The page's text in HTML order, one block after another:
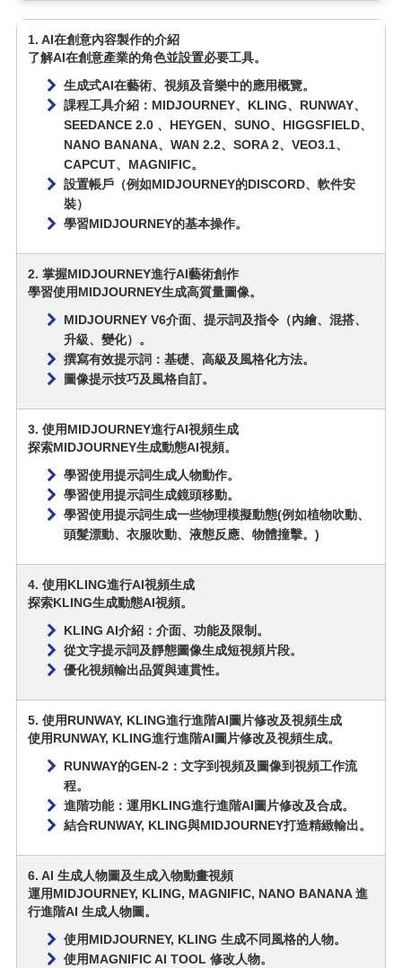
1. AI在創意內容製作的介紹
了解AI在創意產業的角色並設置必要工具。
生成式AI在藝術、視頻及音樂中的應用概覽。
課程工具介紹：MIDJOURNEY、KLING、RUNWAY、
SEEDANCE 2.0 、HEYGEN、SUNO、HIGGSFIELD、
NANO BANANA、WAN 2.2、SORA 2、VEO3.1、
CAPCUT、MAGNIFIC。
設置帳戶（例如MIDJOURNEY的DISCORD、軟件安
裝）
學習MIDJOURNEY的基本操作。
2. 掌握MIDJOURNEY進行AI藝術創作
學習使用MIDJOURNEY生成高質量圖像。
MIDJOURNEY V6介面、提示詞及指令（內繪、混搭、
升級、變化）。
撰寫有效提示詞：基礎、高級及風格化方法。
圖像提示技巧及風格自訂。
3. 使用MIDJOURNEY進行AI視頻生成
探索MIDJOURNEY生成動態AI視頻。
學習使用提示詞生成人物動作。
學習使用提示詞生成鏡頭移動。
學習使用提示詞生成一些物理模擬動態(例如植物吹動、
頭髮漂動、衣服吹動、液態反應、物體撞擊。)
4. 使用KLING進行AI視頻生成
探索KLING生成動態AI視頻。
KLING AI介紹：介面、功能及限制。
從文字提示詞及靜態圖像生成短視頻片段。
優化視頻輸出品質與連貫性。
5. 使用RUNWAY, KLING進行進階AI圖片修改及視頻生成
使用RUNWAY, KLING進行進階AI圖片修改及視頻生成。
RUNWAY的GEN-2：文字到視頻及圖像到視頻工作流
程。
進階功能：運用KLING進行進階AI圖片修改及合成。
結合RUNWAY, KLING與MIDJOURNEY打造精緻輸出。
6. AI 生成人物圖及生成入物動畫視頻
運用MIDJOURNEY, KLING, MAGNIFIC, NANO BANANA 進
行進階AI 生成人物圖。
使用MIDJOURNEY, KLING 生成不同風格的人物。
使用MAGNIFIC AI TOOL 修改人物。